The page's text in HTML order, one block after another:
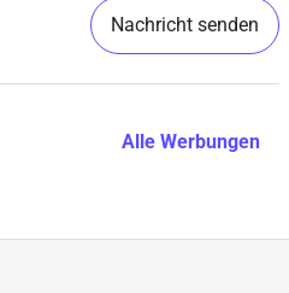
Nachricht senden
Alle Werbungen